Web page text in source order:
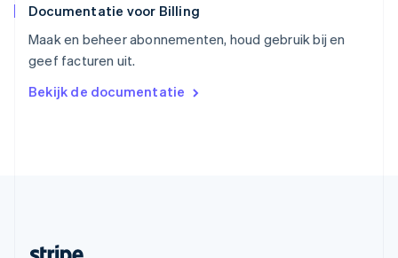
Documentatie voor Billing
Maak en beheer abonnementen, houd gebruik bij en
geef facturen uit.
Bekijk de documentatie
Tsjechië
Vasteland van China
简体中文English
English